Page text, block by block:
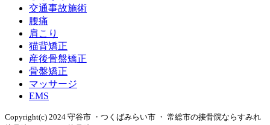
交通事故施術
腰痛
肩こり
猫背矯正
産後骨盤矯正
骨盤矯正
マッサージ
EMS
Copyright(c) 2024 守谷市 ・つくばみらい市 ・ 常総市の接骨院ならすみれ